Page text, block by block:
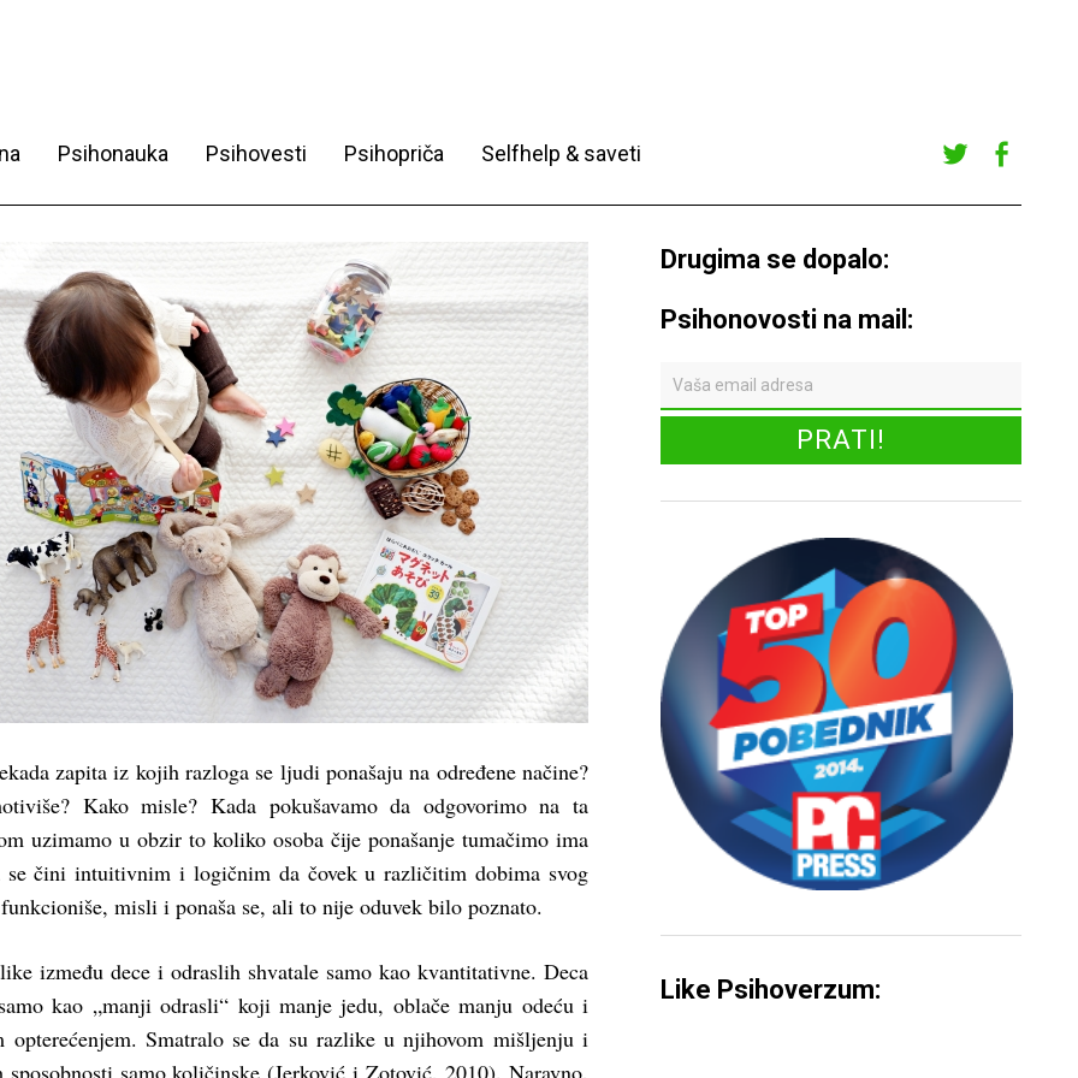
Psihonauka Psihovesti Psihopriča Selfhelp & saveti
r
ook
zapita iz kojih razloga se ljudi ponašaju na određene načine?
Kako misle? Kada pokušavamo da odgovorimo na ta
uzimamo u obzir to koliko osoba čije ponašanje tumačimo ima
se čini intuitivnim i logičnim da čovek u različitim dobima svog
misli i ponaša se, ali to nije oduvek bilo poznato.
između dece i odraslih shvatale samo kao kvantitativne. Deca
kao „manji odrasli“ koji manje jedu, oblače manju odeću i
opterećenjem. Smatralo se da su razlike u njihovom mišljenju i
samo količinske (Jerković i Zotović, 2010). Naravno,
Drugima se dopalo:
Psihonovosti na mail:
Like Psihoverzum: